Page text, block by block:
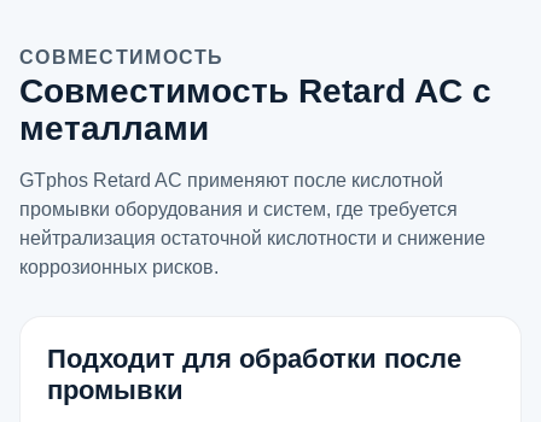
СОВМЕСТИМОСТЬ
Совместимость Retard AC с
металлами
GTphos Retard AC применяют после кислотной
промывки оборудования и систем, где требуется
нейтрализация остаточной кислотности и снижение
коррозионных рисков.
Подходит для обработки после
промывки